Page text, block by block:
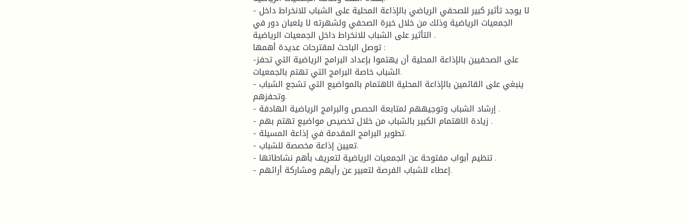
- لا يوجد تأثير كبير للصحفي الرياضي بالإذاعة المحلية على الشباب للانخراط داخل
الجمعيات الرياضية وذلك من خلال خبرة الصحفي ولشهرته لا يلعبان دور في
التأثير على الشباب للانخراط داخل الجمعيات الرياضية .
توصل الباحث لمقترحات عديدة أهمها :
-على الصحفيين بالإذاعة المحلية أن يهتموا بإعداد البرامج الرياضية التي تحفز
الشباب خاصة البرامج التي تهتم بالجمعيات.
- ينبغي على القائمين بالإذاعة المحلية الاهتمام بالمواضيع التي تشجع الشباب
وتحفزهم.
- إرشاد الشباب وتوجيههم لمتابعة الحصص والبرامج الرياضية الهادفة .
- زيادة الاهتمام الكبير بالشباب من خلال تخصيص مواضيع تهتم بهم .
- تطوير البرامج المقدمة في إذاعة المسيلة.
- تعيين إذاعة مخصصة للشباب.
- تنظيم أبواب مفتوحة عن الجمعيات الرياضية لتعريف بأهم نشاطاتها .
- إعطاء للشباب الفرصة لتعبير عن رأيهم ومشاركة أرائهم.